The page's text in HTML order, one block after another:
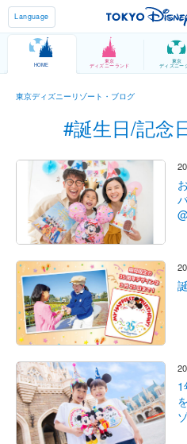
Language
HOME
東京
ディズニーランド
東京
ディズニー
東京ディズニーリゾート・ブログ
#誕生日/記念
1